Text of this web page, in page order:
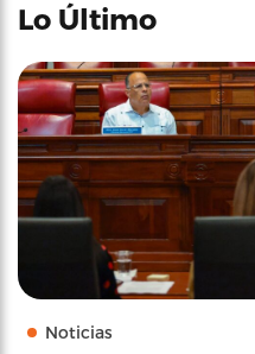
Lo Último
Noticias